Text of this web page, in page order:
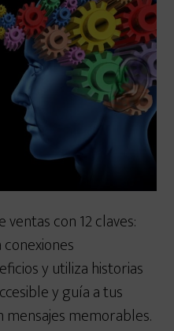
con 12 claves:
y utiliza historias
y guía a tus
mensajes memorables.